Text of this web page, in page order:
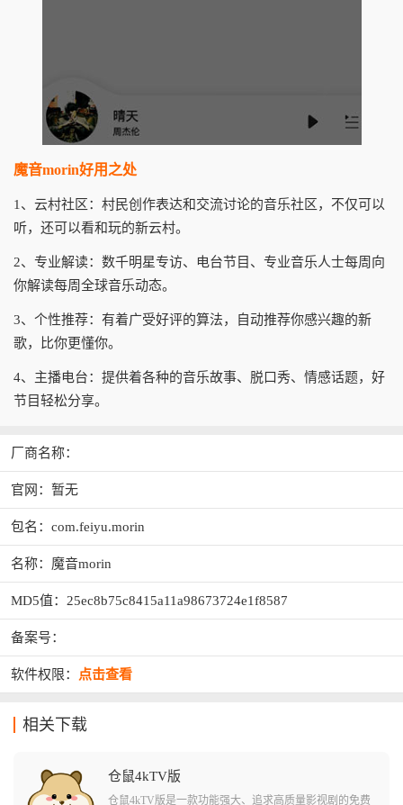
魔音morin好用之处
1、云村社区：村民创作表达和交流讨论的音乐社区，不仅可以
听，还可以看和玩的新云村。
2、专业解读：数千明星专访、电台节目、专业音乐人士每周向
你解读每周全球音乐动态。
3、个性推荐：有着广受好评的算法，自动推荐你感兴趣的新
歌，比你更懂你。
4、主播电台：提供着各种的音乐故事、脱口秀、情感话题，好
节目轻松分享。
厂商名称：
官网：暂无
包名：com.feiyu.morin
名称：魔音morin
MD5值：25ec8b75c8415a11a98673724e1f8587
备案号：
软件权限： 点击查看
相关下载
仓鼠4kTV版
仓鼠4kTV版是一款功能强大、追求高质量影视剧的免费